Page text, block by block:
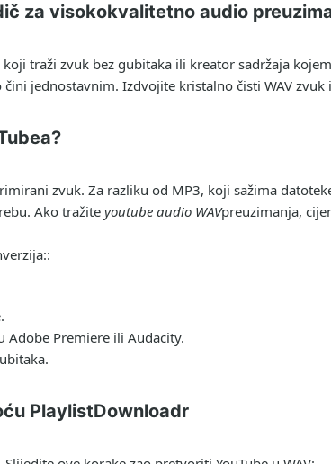
za visokokvalitetno audio
traži zvuk bez gubitaka ili kreator sadržaja
jednostavnim. Izdvojite kristalno čisti WAV zvuk
zvuk. Za razliku od MP3, koji sažima
Ako tražite youtube audio WAVpreuzimanja,
Adobe Premiere ili Audacity.
PlaylistDownloadr